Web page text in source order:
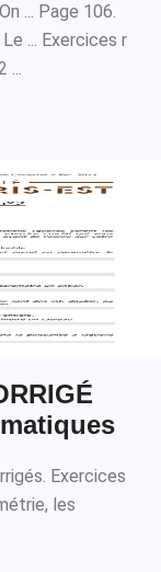
... Page 106.
Le ... Exercices r
...
Exercices
les